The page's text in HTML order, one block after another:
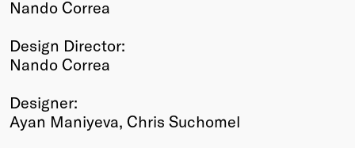
Nando Correa
Design Director:
Nando Correa
Designer:
Ayan Maniyeva, Chris Suchomel